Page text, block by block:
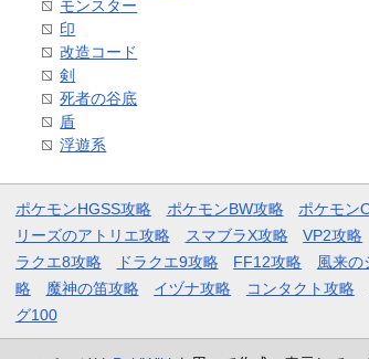
モンスター
印
改造コード
剣
死者の谷底
盾
浮遊系
ポケモンHGSS攻略 ポケモンBW攻略 ポケモン
リーズのアトリエ攻略
スマブラX攻略 VP2攻略
ラクエ8攻略
ドラクエ9攻略 FF12攻略 風来
略
魔神の笛攻略 イヅナ攻略 コンタクト攻略
グ100